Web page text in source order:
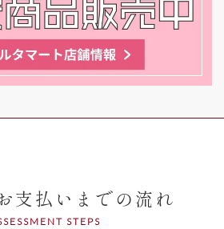
支払いまでの流れ
STEPS